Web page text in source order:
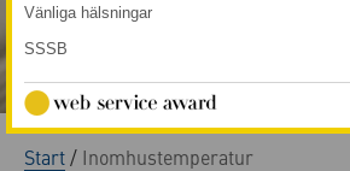
Start/ Inomhustemperatur
Vänliga hälsningar
SSSB